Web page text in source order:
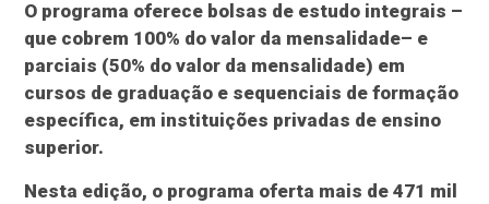
O programa oferece bolsas de estudo integrais –
que cobrem 100% do valor da mensalidade– e
parciais (50% do valor da mensalidade) em
cursos de graduação e sequenciais de formação
específica, em instituições privadas de ensino
superior.
Nesta edição, o programa oferta mais de 471 mil